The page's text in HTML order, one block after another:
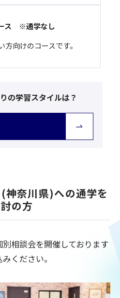
ス ※通学なし
向けのコースです。
の学習スタイルは？
神奈川県)への通学を
の方
相談会を開催しております
ください。